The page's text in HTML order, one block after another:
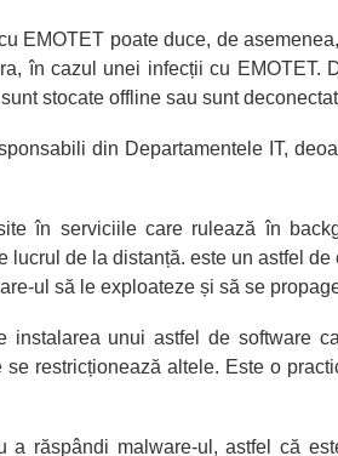
EMOTET poate duce, de
în cazul unei infecții cu EMOTET.
stocate offline sau sunt
din Departamentele IT,
în serviciile care rulează în
de la distanță. este un astfel
ul să le exploateze și să se
unui astfel de software
restricționează altele. Este o
a răspândi malware-ul, astfel că